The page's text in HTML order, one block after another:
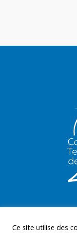
Ce site utilise des